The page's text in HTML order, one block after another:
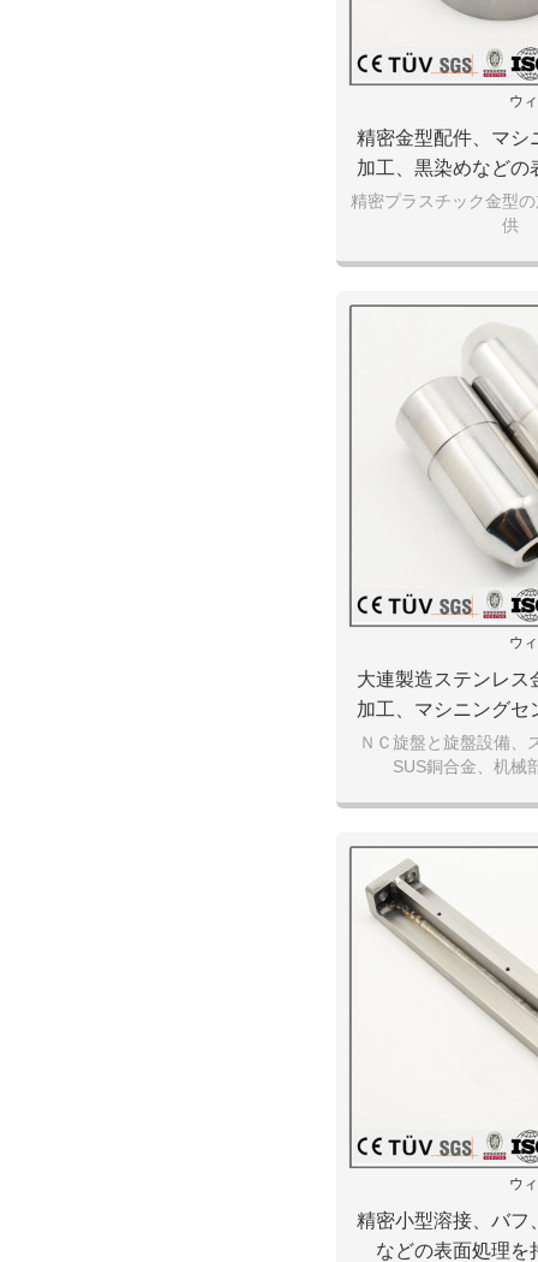
ウ
精密金型配件、マシ
加工、黒染めなどの
パーツ
精密プラスチック金型
供
ウ
大連製造ステンレス
加工、マシニングセ
品質金属
ＮＣ旋盤と旋盤設備、
SUS銅合金、机械
ウ
精密小型溶接、バフ
などの表面処理を